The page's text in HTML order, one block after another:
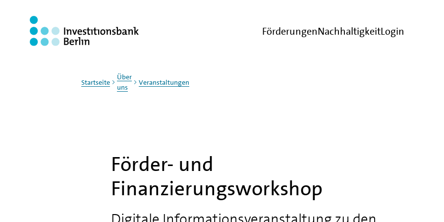
FörderungenNachhaltigkeitLogin
Startseite
Über
uns
Veranstaltungen
Förder- und
Finanzierungsworkshop